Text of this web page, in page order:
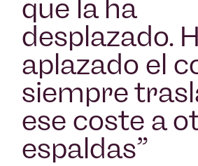
que la ha
desplazado.
aplazado el
siempre
ese coste a
espaldas”